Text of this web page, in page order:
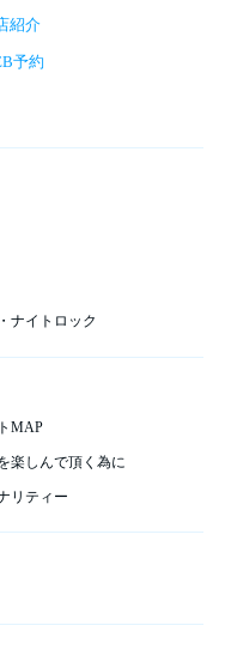
紹介
予約
ナイトロック
MAP
楽しんで頂く為に
リティー